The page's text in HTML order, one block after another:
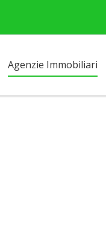
Agenzie Immobiliari